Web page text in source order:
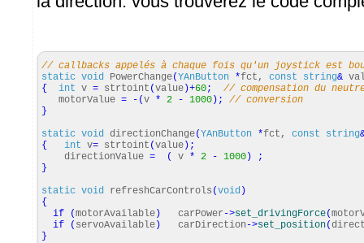
// callbacks appelés à chaque fois qu'un joystick est
static void PowerChange(YAnButton *fct, const string&
{
int v = strtoint (value )+60;
// compensation du
motorValue = - (v * 2 - 1000 ) ;
// conversion
}
static void directionChange(YAnButton *fct, const string
{
int v= strtoint (value ) ;
directionValue = ( v * 2 - 1000 )
;
}
static void refreshCarControls (void )
{
if
(motorAvailable ) carPower ->set_drivingForce(
if
( servoAvailable ) carDirection ->set_position(
}